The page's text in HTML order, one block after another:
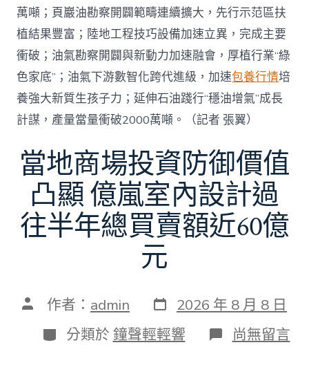
萬噸；頁巖油勘察開闢範疇連續擴大，先行示范區扶
植結果豐富；陸地工程技巧設備加速立異，完成主要
衝破；油氣勘察開闢與新動力加速融會，厚植行業“綠
色家底”；油氣下游數智化跨代進級，加速包養行情培
養強大新質生孩子力；延伸石油踐行“穩油增氣”成長
計謀，產量當量衝破2000萬噸。（記者 張翼）
當地商場投資防御價值
凸顯 億嵐室內設計過
往半年總買賣額近60億
元
文 作者： admin 發
表
日
期
2026 年 8 月 8 日
分
類
分類於 鐘聲輕輕響 在
〈當
尚無留言